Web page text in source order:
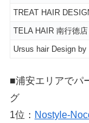
TREAT HAIR
TELA HAIR 南行徳
Ursus hair Design by
■浦安エリアでパ
グ
1位：